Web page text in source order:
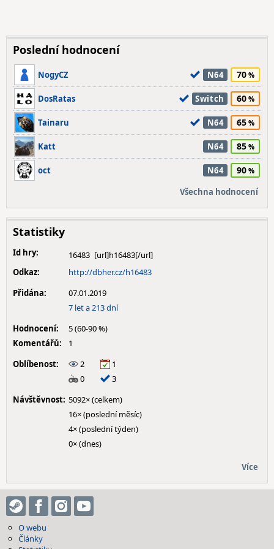
Poslední hodnocení
NogyCZ N64 70
DosRatas Switch 60
Tainaru N64 65
Katt N64 85
oct N64 90
Všechna hodnocení
Statistiky
Id hry:
16483
Odkaz:
http://dbher.cz/h16483
Přidána:
07.01.2019
7 let a 213 dní
Hodnocení:
5 (60-90 %)
Komentářů:
1
Oblíbenost:
2
1
0
3
Návštěvnost: 5092× (celkem)
16× (poslední měsíc)
4× (poslední týden)
0× (dnes)
Více
O webu
Články